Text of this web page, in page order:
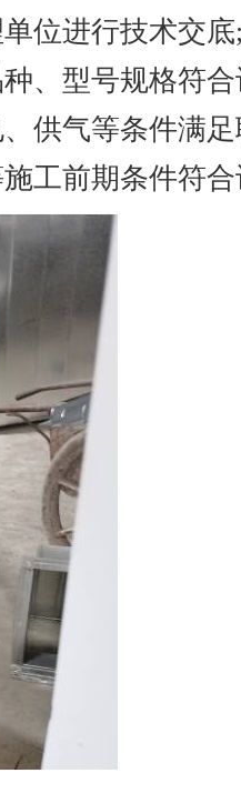
位进行技术交底;
、型号规格符
供气等条件满
工前期条件符